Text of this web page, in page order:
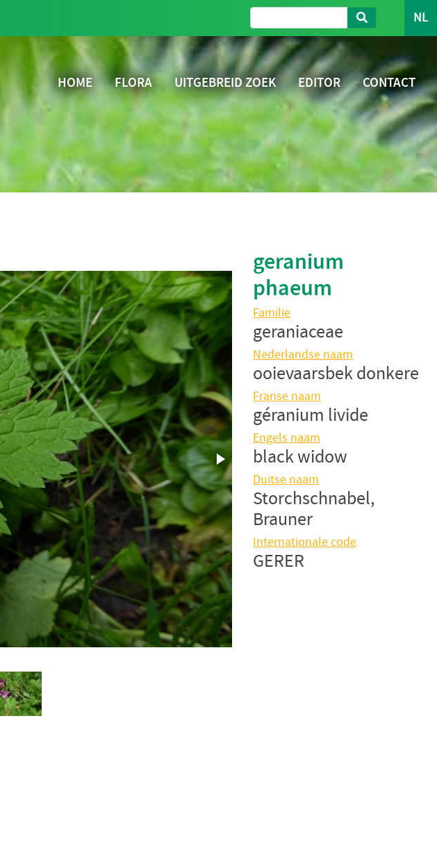
NL
HOME FLORA UITGEBREID ZOEK EDITOR CONTACT
geranium
phaeum
Familie
geraniaceae
Nederlandse naam
ooievaarsbek donkere
Franse naam
géranium livide
Engels naam
black widow
Duitse naam
Storchschnabel,
Brauner
Internationale code
GERER